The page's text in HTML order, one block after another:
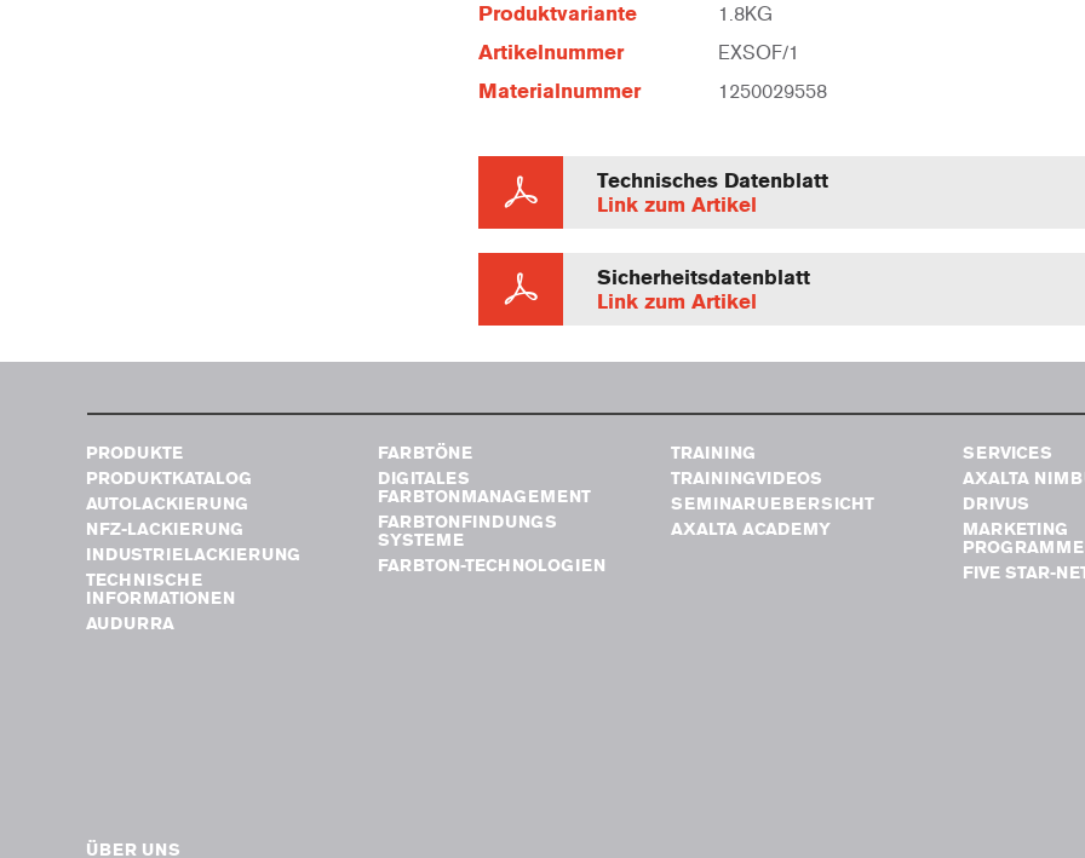
Produktvariante 1.8KG
Artikelnummer EXSOF/1
Materialnummer 1250029558
Technisches Datenblatt
Link zum Artikel
Sicherheitsdatenblatt
Link zum Artikel
PRODUKTE
PRODUKTKATALOG
AUTOLACKIERUNG
NFZ-LACKIERUNG
INDUSTRIELACKIERUNG
TECHNISCHE
INFORMATIONEN
AUDURRA
FARBTÖNE
DIGITALES
FARBTONMANAGEMENT
FARBTONFINDUNGS
SYSTEME
FARBTON-TECHNOLOGIEN
TRAINING
TRAININGVIDEOS
SEMINARUEBERSICHT
AXALTA ACADEMY
SERVICES
AXALTA
DRIVUS
MARKETING
FIVE STAR-
ÜBER UNS